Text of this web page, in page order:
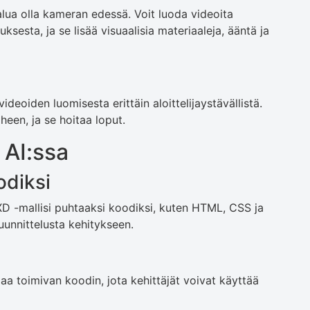
olla kameran edessä. Voit luoda videoita
ja se lisää visuaalisia materiaaleja, ääntä ja
luomisesta erittäin aloittelijaystävällistä.
ja se hoitaa loput.
-mallisi puhtaaksi koodiksi, kuten HTML, CSS ja
kehitykseen.
toimivan koodin, jota kehittäjät voivat käyttää